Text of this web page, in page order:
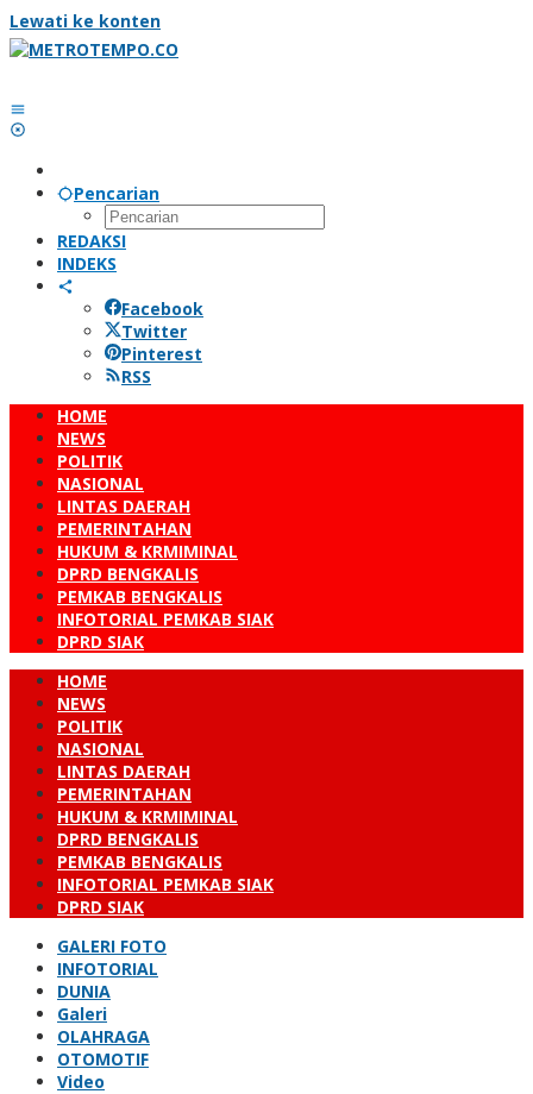
Lewati ke konten
Pencarian
REDAKSI
INDEKS
Facebook
Twitter
Pinterest
RSS
HOME
NEWS
POLITIK
NASIONAL
LINTAS DAERAH
PEMERINTAHAN
HUKUM & KRMIMINAL
DPRD BENGKALIS
PEMKAB BENGKALIS
INFOTORIAL PEMKAB SIAK
DPRD SIAK
HOME
NEWS
POLITIK
NASIONAL
LINTAS DAERAH
PEMERINTAHAN
HUKUM & KRMIMINAL
DPRD BENGKALIS
PEMKAB BENGKALIS
INFOTORIAL PEMKAB SIAK
DPRD SIAK
GALERI FOTO
INFOTORIAL
DUNIA
Galeri
OLAHRAGA
OTOMOTIF
Video